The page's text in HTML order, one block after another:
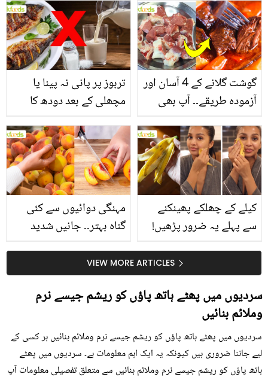
انگیز طبی فوائد
تربوز پر پانی نہ پینا یا
مچھلی کے بعد دودھ کا
سے متعلق غلط فہمیوں کی
حقیقت کیا ہے اور افواہ
کیا؟
گوشت گلانے کے 4 آسان اور
آزمودہ طریقے۔۔ آپ بھی
بتائے راز
مہنگی دوائیوں سے کئی
گناہ بہتر۔۔ جانیں شدید
کیوں کھانا چاہیے؟
کیلے کے چھلکے پھینکنے
سے پہلے یہ ضرور پڑھیں!
سستا اور قدرتی حلVIEW MORE ARTICLES
سردیوں میں پھٹے ہاتھ پاؤں کو ریشم جیسے نرم
وملائم بنائیں
سردیوں میں پھٹے ہاتھ پاؤں کو ریشم جیسے نرم وملائم بنائیں ہر کسی کے
لیے جاننا ضروری ہیں کیونکہ یہ ایک اہم معلومات ہے۔ سردیوں میں پھٹے
ہاتھ پاؤں کو ریشم جیسے نرم وملائم بنائیں سے متعلق تفصیلی معلومات آپ